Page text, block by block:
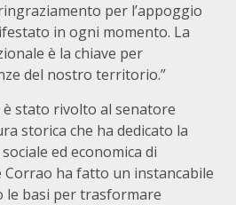
per l’appoggio
in ogni momento. La
è la chiave per
del nostro territorio.”
stato rivolto al senatore
storica che ha dedicato la
ed economica di
Corrao ha fatto un instancabile
le basi per trasformare